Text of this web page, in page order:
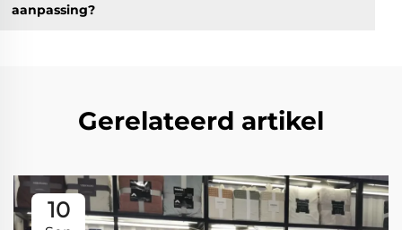
aanpassing?
Gerelateerd artikel
10